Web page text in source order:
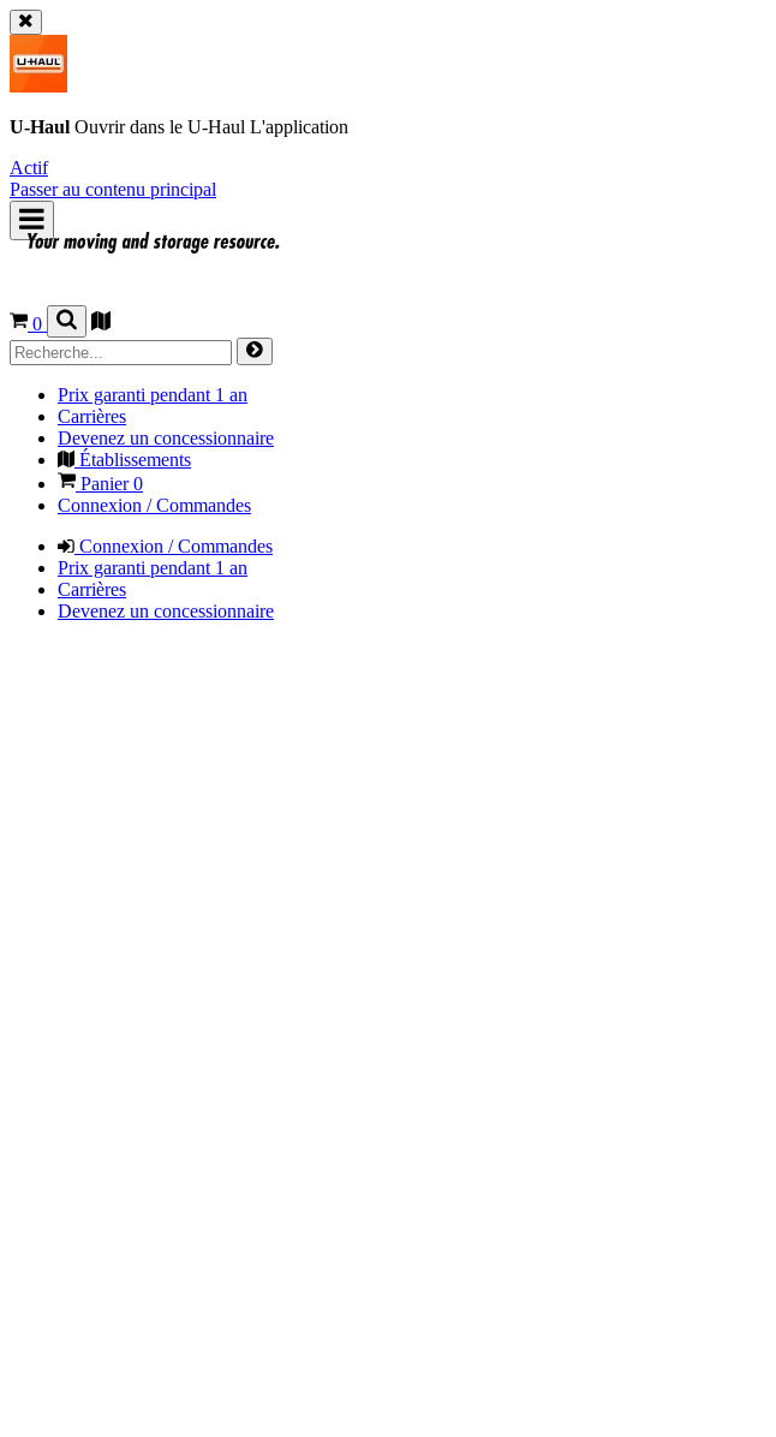
U-Haul Ouvrir dans le U-Haul L'application
Actif
Passer au contenu principal
0
Prix garanti pendant 1 an
Carrières
Devenez un concessionnaire
Établissements
Panier0
Connexion / Commandes
Connexion / Commandes
Prix garanti pendant 1 an
Carrières
Devenez un concessionnaire